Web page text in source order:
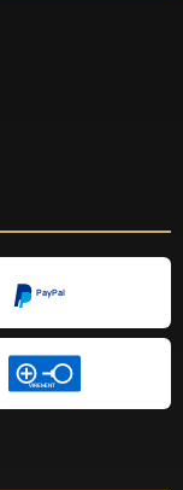
PayPal
VIREMENT